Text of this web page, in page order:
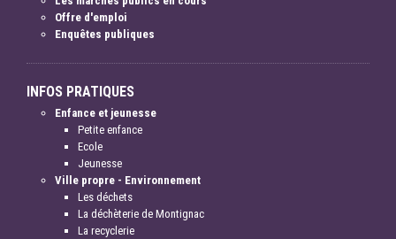
Offre d'emploi
Enquêtes publiques
INFOS PRATIQUES
Enfance et jeunesse
Petite enfance
Ecole
Jeunesse
Ville propre - Environnement
Les déchets
La déchèterie de Montignac
La recyclerie